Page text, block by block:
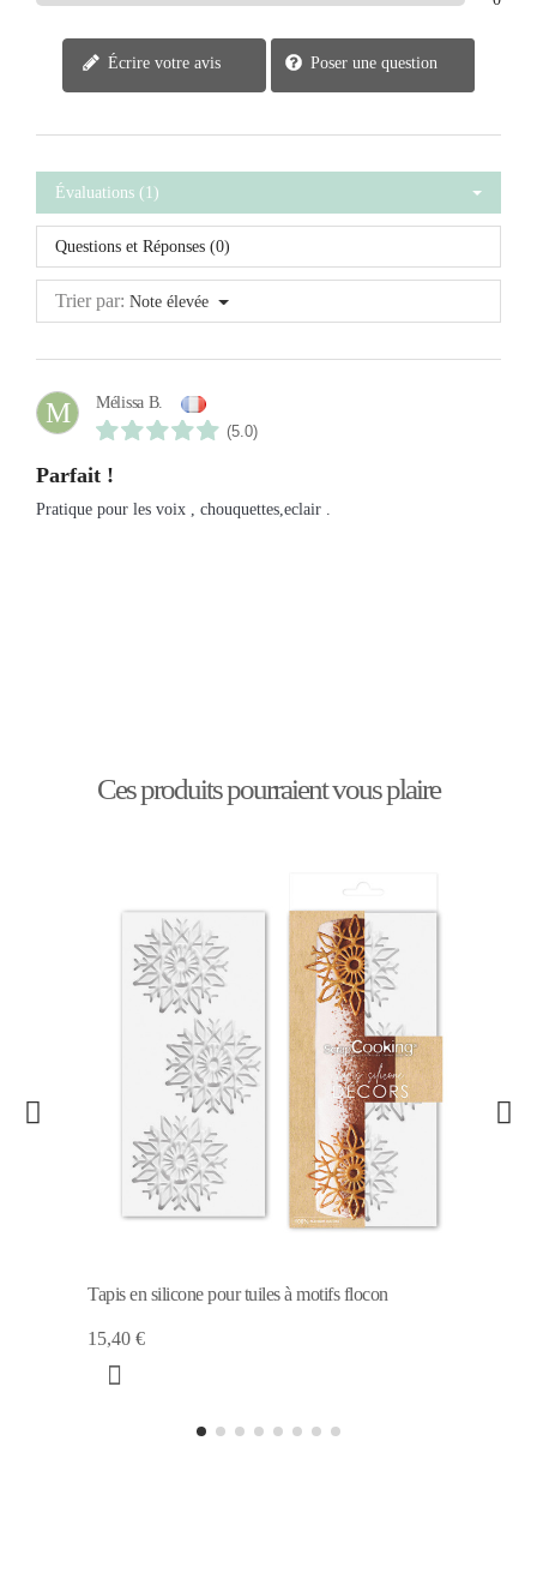
Écrire votre avis Poser une question
Évaluations (1)
Questions et Réponses (0)
Trier par: Note élevée
M
Mélissa B.
(5.0)
Parfait !
Pratique pour les voix , chouquettes,eclair .
Ces produits pourraient vous plaire
Tapis en silicone pour tuiles à motifs flocon
15,40 €